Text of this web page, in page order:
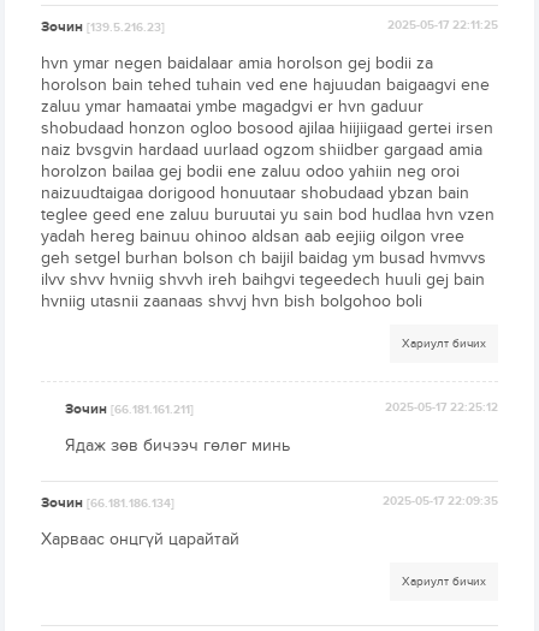
Зочин[139.5.216.23] 2025-05-17 22:11:25
hvn ymar negen baidalaar amia horolson gej bodii za
horolson bain tehed tuhain ved ene hajuudan baigaagvi ene
zaluu ymar hamaatai ymbe magadgvi er hvn gaduur
shobudaad honzon ogloo bosood ajilaa hiijiigaad gertei irsen
naiz bvsgvin hardaad uurlaad ogzom shiidber gargaad amia
horolzon bailaa gej bodii ene zaluu odoo yahiin neg oroi
naizuudtaigaa dorigood honuutaar shobudaad ybzan bain
teglee geed ene zaluu buruutai yu sain bod hudlaa hvn vzen
yadah hereg bainuu ohinoo aldsan aab eejiig oilgon vree
geh setgel burhan bolson ch baijil baidag ym busad hvmvvs
ilvv shvv hvniig shvvh ireh baihgvi tegeedech huuli gej bain
hvniig utasnii zaanaas shvvj hvn bish bolgohoo boli
Хариулт бичих
Зочин[66.181.161.211] 2025-05-17 22:25:12
Ядаж зөв бичээч гөлөг минь
Зочин[66.181.186.134] 2025-05-17 22:09:35
Харваас онцгүй царайтай
Хариулт бичих